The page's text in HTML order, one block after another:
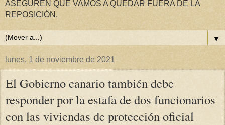
ASEGUREN QUE VAMOS A QUEDAR FUERA DE LA
REPOSICIÓN.
▼
lunes, 1 de noviembre de 2021
El Gobierno canario también debe
responder por la estafa de dos funcionarios
con las viviendas de protección oficial